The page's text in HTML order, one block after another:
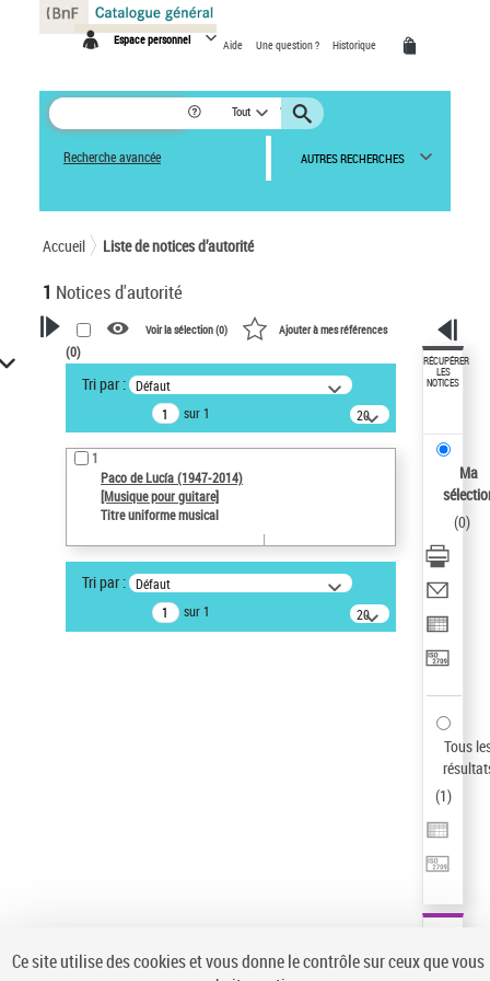
Espace personnel Aide Une question ? Historique
Tout
Recherche avancée AUTRES RECHERCHES
Accueil Liste de notices d’autorité
1 Notices d'autorité
VOTRE RECHERCHE
Recherche avancée dans les
notices d’autorité
Œuvres liées à l'auteur :
Paco de Lucía (1947-2014)
Type de notice d'autorité
Statut de la notice d’autorité
Notice élémentaire
Sauvegarder votre recherche
Voir la sélection (0) Ajouter à mes références
(0)
Tri par : Défaut
sur 1
20
résultats/page
1
Paco de Lucía (1947-2014)
[Musique pour guitare]
Titre uniforme musical
Tri par : Défaut
sur 1
20
résultats/page
RÉCUPÉRER
LES
NOTICES
Ma
(0)
Tous
(1)
Panneau de gestion des cookies
Ce site utilise des cookies et vous donne le contrôle sur ceux que vous